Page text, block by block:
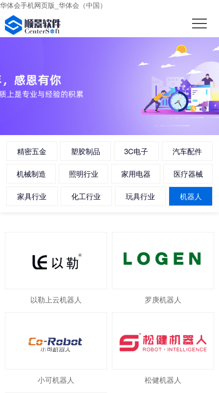
华体会手机网页版_华体会（中国）
精密五金 塑胶制品 3C电子 汽车配件
机械制造 照明行业 家用电器 医疗器械
家具行业 化工行业 玩具行业 机器人
以勒上云机器人 罗庚机器人
小可机器人 松健机器人